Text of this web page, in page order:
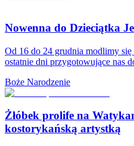
Nowenna do Dzieciątka
Od 16 do 24 grudnia modlimy
ostatnie dni przygotowujące nas
Boże Narodzenie
Żłóbek prolife na
kostorykańską artystką